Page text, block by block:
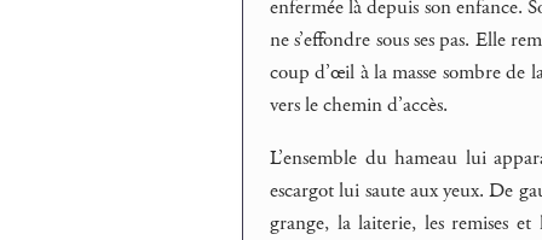
enfermée là depuis son enfance.
ne s’effondre sous ses pas. Elle
coup d’œil à la masse sombre de
vers le chemin d’accès.
L’ensemble du hameau lui
escargot lui saute aux yeux. De
grange, la laiterie, les remises